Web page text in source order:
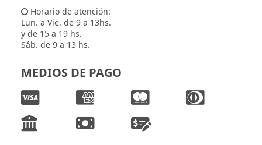
Horario de atención:
Lun. a Vie. de 9 a 13hs.
y de 15 a 19 hs.
Sáb. de 9 a 13 hs.
MEDIOS DE PAGO